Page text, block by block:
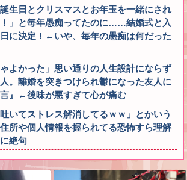
生日とクリスマスとお年玉を一緒にされ
」と毎年愚痴ってたのに……結婚式と入
に決定！←いや、毎年の愚痴は何だった
ゃよかった」思い通りの人生設計にならず
。離婚を突きつけられ鬱になった友人に
』←後味が悪すぎて心が痛む
いてストレス解消してるｗｗ」とかいう
所や個人情報を握られてる恐怖すら理解
絶句